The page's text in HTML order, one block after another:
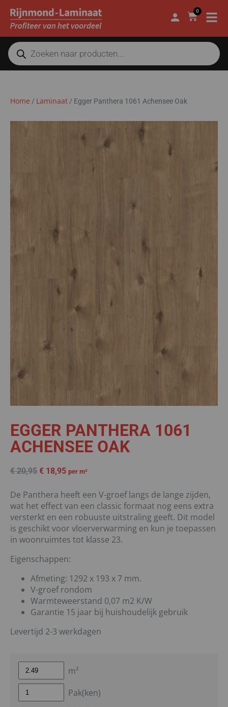
0
Home / Laminaat / Egger Panthera 1061 Achensee Oak
EGGER PANTHERA 1061
ACHENSEE OAK
€20,95 € 18,95 per m²
De Panthera heeft een V-groef langs de lange zijden,
wat het effect van een classic formaat nog eens extra
versterkt en een robuuste uitstraling geeft. Dit model
is geschikt voor vloerverwarming en kun je toepassen
in woonruimtes tot klasse 23.
Eigenschappen:
Afmeting: 1292 x 193 x 7 mm.
V-groef rondom
Warmteweerstand 0,07 m2 K/W
Garantie 15 jaar bij huishoudelijk gebruik
Levertijd 2-3 werkdagen
m²
Pak(ken)